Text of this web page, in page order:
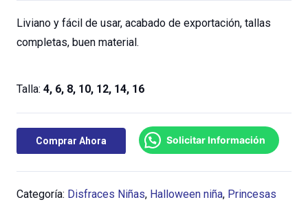
Liviano y fácil de usar, acabado de exportación, tallas
completas, buen material.
Talla: 4, 6, 8, 10, 12, 14, 16
Comprar Ahora Solicitar Información
Categoría: Disfraces Niñas, Halloween niña, Princesas